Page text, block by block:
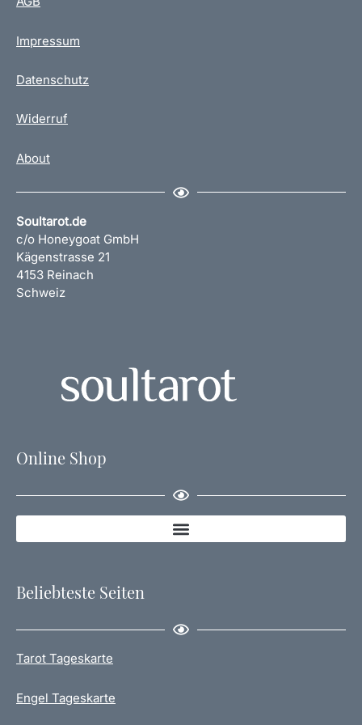
Impressum
Datenschutz
Widerruf
About
Soultarot.de
c/o Honeygoat GmbH
Kägenstrasse 21
4153 Reinach
Schweiz
Online Shop
Beliebteste Seiten
Tarot Tageskarte
Engel Tageskarte